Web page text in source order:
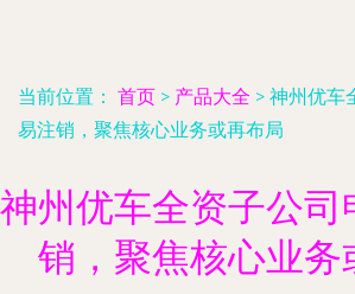
当前位置： 首页 > 产品大全 > 神州优车
易注销，聚焦核心业务或再布局
神州优车全资子公司
销，聚焦核心业务